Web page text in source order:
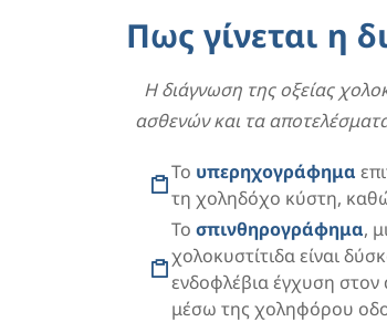
Πως γίνεται η
Η διάγνωση της οξείας
ασθενών και τα
Το υπερηχογράφημα
τη χοληδόχο κύστη,
Το σπινθηρογράφημα,
χολοκυστίτιδα είναι
ενδοφλέβια έγχυση
μέσω της χοληφόρου